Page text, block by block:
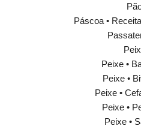
Páscoa •
Peixe •
Peixe •
Peixe •
Peixe •
Peixe •